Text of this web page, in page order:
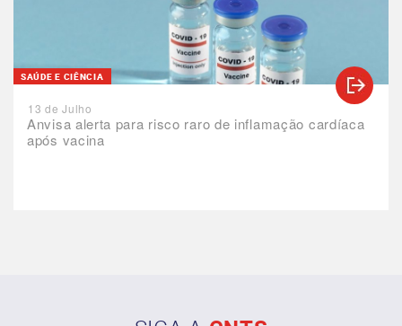
Anvisa alerta para risco raro de inflamação cardíaca
após vacina
SAÚDE E CIÊNCIA
13 de Julho